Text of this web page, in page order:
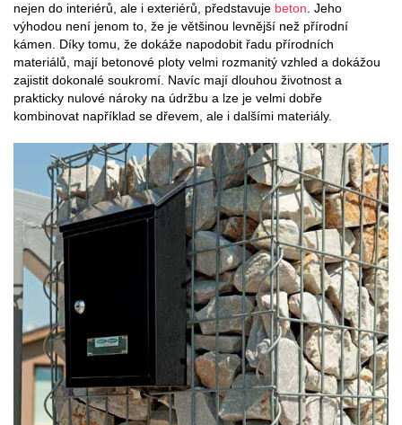
nejen do interiérů, ale i exteriérů, představuje beton. Jeho
výhodou není jenom to, že je většinou levnější než přírodní
kámen. Díky tomu, že dokáže napodobit řadu přírodních
materiálů, mají betonové ploty velmi rozmanitý vzhled a dokážou
zajistit dokonalé soukromí. Navíc mají dlouhou životnost a
prakticky nulové nároky na údržbu a lze je velmi dobře
kombinovat například se dřevem, ale i dalšími materiály.